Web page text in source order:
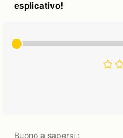
esplicativo!
Buono a sapersi :